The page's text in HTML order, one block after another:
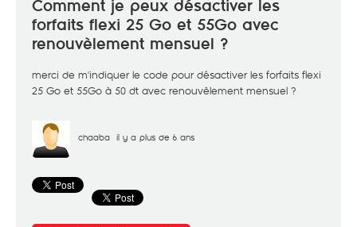
Comment je peux désactiver les
forfaits flexi 25 Go et 55Go avec
renouvèlement mensuel ?
merci de m'indiquer le code pour désactiver les forfaits flexi
25 Go et 55Go à 50 dt avec renouvèlement mensuel ?
chaaba il y a plus de 6 ans